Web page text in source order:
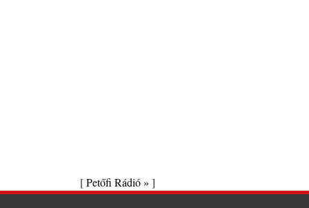
[Petőfi Rádió » ]